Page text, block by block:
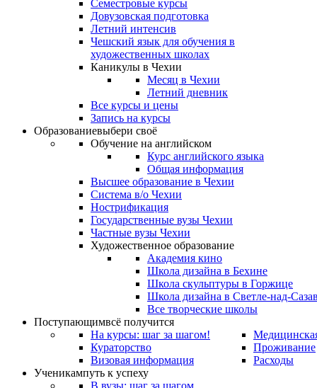
Семестровые курсы
Довузовская подготовка
Летний интенсив
Чешский язык для обучения в
художественных школах
Каникулы в Чехии
Месяц в Чехии
Летний дневник
Все курсы и цены
Запись на курсы
Образованиевыбери своё
Обучение на английском
Курс английского языка
Общая информация
Высшее образование в Чехии
Система в/о Чехии
Нострификация
Государственные вузы Чехии
Частные вузы Чехии
Художественное образование
Академия кино
Школа дизайна в Бехине
Школа скульптуры в Горжице
Школа дизайна в Светле-над-
Все творческие школы
Поступающимвсё получится
На курсы: шаг за шагом!
Кураторство
Визовая информация
Проживание
Расходы
Ученикампуть к успеху
В вузы: шаг за шагом